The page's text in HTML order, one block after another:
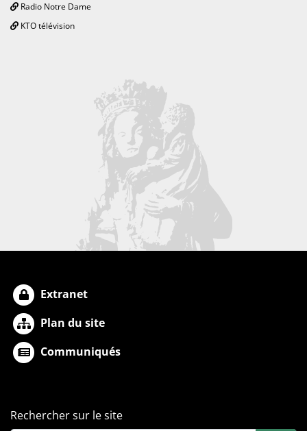
Radio Notre Dame
KTO télévision
Extranet
Plan du site
Communiqués
Rechercher sur le site